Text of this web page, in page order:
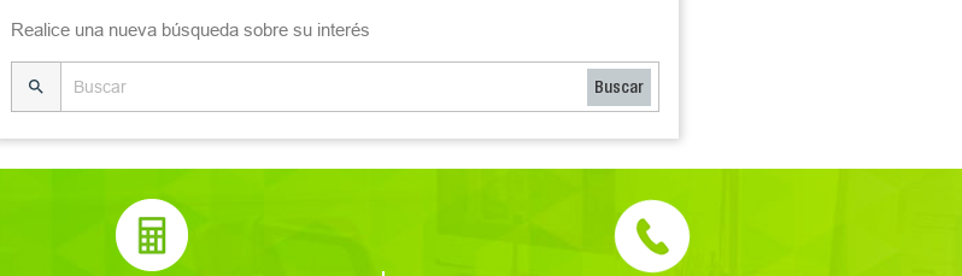
Realice una nueva búsqueda sobre su interés
 Buscar